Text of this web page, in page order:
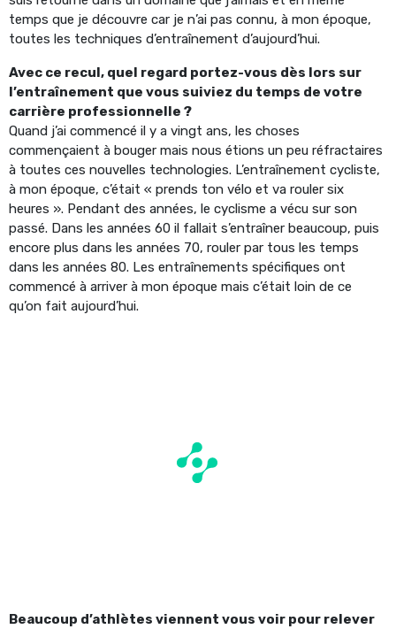
temps que je découvre car je n’ai pas connu, à mon époque,
toutes les techniques d’entraînement d’aujourd’hui.
Avec ce recul, quel regard portez-vous dès lors sur
l’entraînement que vous suiviez du temps de votre
carrière professionnelle ?
Quand j’ai commencé il y a vingt ans, les choses
commençaient à bouger mais nous étions un peu réfractaires
à toutes ces nouvelles technologies. L’entraînement cycliste,
à mon époque, c’était « prends ton vélo et va rouler six
heures ». Pendant des années, le cyclisme a vécu sur son
passé. Dans les années 60 il fallait s’entraîner beaucoup, puis
encore plus dans les années 70, rouler par tous les temps
dans les années 80. Les entraînements spécifiques ont
commencé à arriver à mon époque mais c’était loin de ce
qu’on fait aujourd’hui.
Beaucoup d’athlètes viennent vous voir pour relever